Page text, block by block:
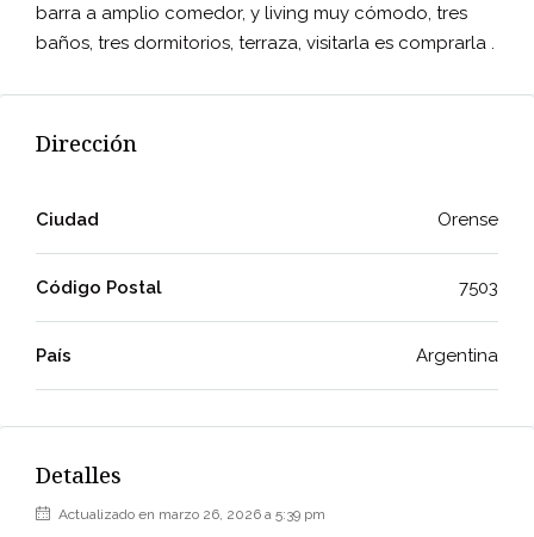
barra a amplio comedor, y living muy cómodo, tres
baños, tres dormitorios, terraza, visitarla es comprarla .
Dirección
Ciudad Orense
Código Postal 7503
País Argentina
Detalles
Actualizado en marzo 26, 2026 a 5:39 pm